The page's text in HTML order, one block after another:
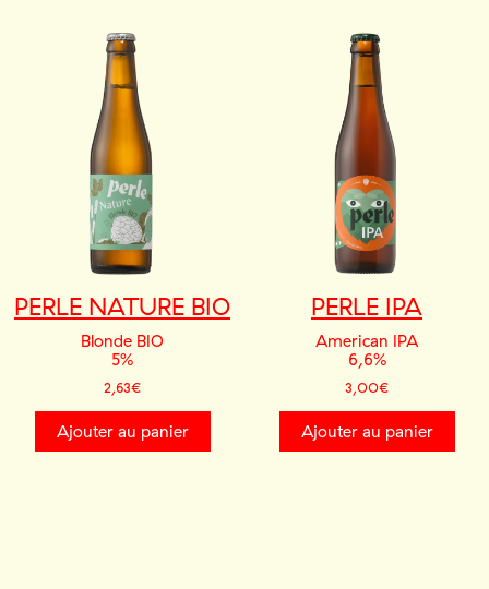
PERLE NATURE BIO
Blonde BIO
5%
2,63€
Ajouter au panier
PERLE IPA
American IPA
6,6%
3,00€
Ajouter au panier